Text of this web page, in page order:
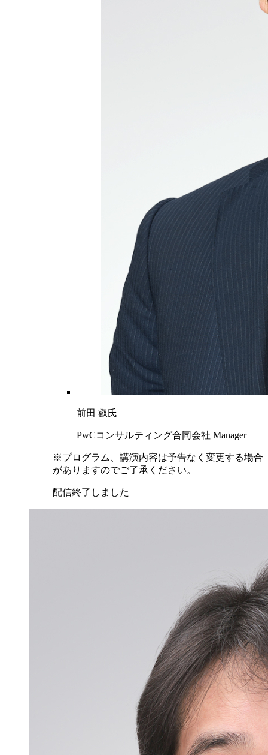
前田 叡氏
PwCコンサルティング合同会社 Manager
※プログラム、講演内容は予告なく変更する場合
がありますのでご了承ください。
配信終了しました